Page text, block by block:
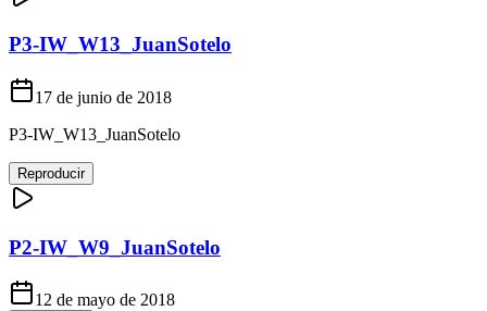
P3-IW_W13_JuanSotelo
17 de junio de 2018
P3-IW_W13_JuanSotelo
Reproducir
P2-IW_W9_JuanSotelo
12 de mayo de 2018